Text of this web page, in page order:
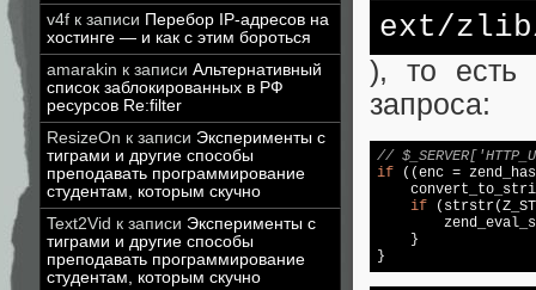
v4f к записи Перебор IP-адресов на
хостинге — и как с этим бороться
amarakin к записи Альтернативный
список заблокированных в РФ
ресурсов Re:filter
ResizeOn к записи Эксперименты с
тиграми и другие способы
преподавать программирование
студентам, которым скучно
Text2Vid к записи Эксперименты с
тиграми и другие способы
преподавать программирование
студентам, которым скучно
ext/
), то есть
запроса:
//
if ((enc =
if ( strstr
    }
}